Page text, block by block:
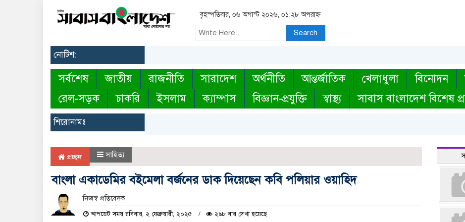
বৃহস্পতিবার, ০৬ অগাস্ট ২০২৬, ০১:২৮ অপরাহ্ন
Search
নোটিশ:
সর্বশেষ জাতীয় রাজনীতি সারাদেশ অর্থনীতি আন্তর্জাতিক খেলাধুলা বিনোদন
রেল-সড়ক
চাকরি ইসলাম ক্যাম্পাস বিজ্ঞান-প্রযুক্তি স্বাস্থ্য সাবাস বাংলাদেশ বিশেষ
শিরোনামঃ
প্রচ্ছদ সাহিত্য
বাংলা একাডেমির বইমেলা বর্জনের ডাক দিয়েছেন কবি পলিয়ার ওয়াহিদ
নিজস্ব প্রতিবেদক
আপডেট সময় রবিবার, ২ ফেব্রুয়ারী, ২০২৫ ২৯৮ বার দেখা হয়েছে